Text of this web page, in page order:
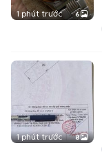
1 phút trước 6
1 phút trước 8